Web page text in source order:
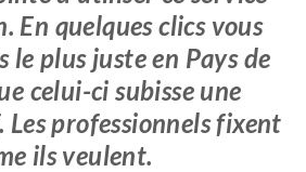
En quelques clics vous
le plus juste en Pays de
celui-ci subisse une
Les professionnels fixent
ils veulent.